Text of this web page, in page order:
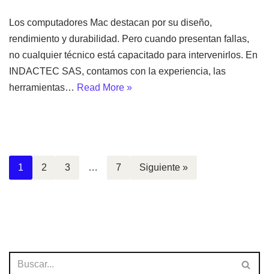
Los computadores Mac destacan por su diseño,
rendimiento y durabilidad. Pero cuando presentan fallas,
no cualquier técnico está capacitado para intervenirlos. En
INDACTEC SAS, contamos con la experiencia, las
herramientas… Read More »
1 2 3 … 7 Siguiente »